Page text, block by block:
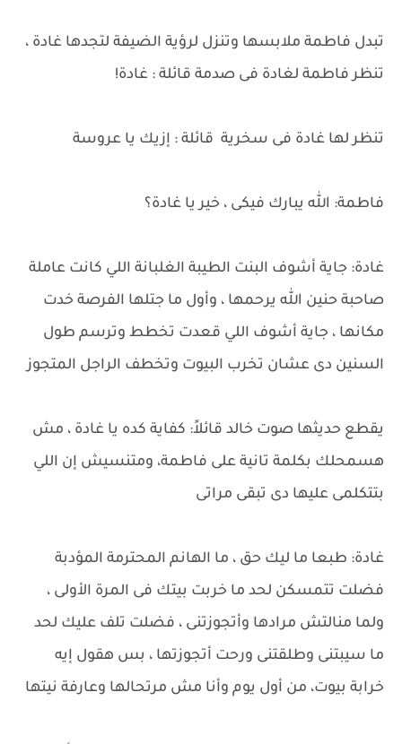
تبدل فاطمة ملابسها وتنزل لرؤية الضيفة لتجدها غادة ،
تنظر فاطمة لغادة فى صدمة قائلة : غادة!
تنظر لها غادة فى سخرية قائلة : إزيك يا عروسة
فاطمة: الله يبارك فيكى ، خير يا غادة؟
غادة: جاية أشوف البنت الطيبة الغلبانة اللي كانت عاملة
صاحبة حنين الله يرحمها ، وأول ما جتلها الفرصة خدت
مكانها ، جاية أشوف اللي قعدت تخطط وترسم طول
السنين دى عشان تخرب البيوت وتخطف الراجل المتجوز
يقطع حديثها صوت خالد قائلاً: كفاية كده يا غادة ، مش
هسمحلك بكلمة تانية على فاطمة، ومتنسيش إن اللي
بتتكلمى عليها دى تبقى مراتى
غادة: طبعا ما ليك حق ، ما الهانم المحترمة المؤدبة
فضلت تتمسكن لحد ما خربت بيتك فى المرة الأولى ،
ولما منالتش مرادها وأتجوزتنى ، فضلت تلف عليك لحد
ما سيبتنى وطلقتنى ورحت أتجوزتها ، بس هقول إيه
خرابة بيوت، من أول يوم وأنا مش مرتحالها وعارفة نيتها